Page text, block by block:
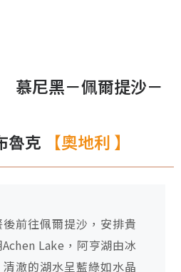
慕尼黑－佩爾提沙－
魯克 【奧地利 】
前往佩爾提沙，安排貴
Lake，阿亨湖由冰
澈的湖水呈藍綠如水晶